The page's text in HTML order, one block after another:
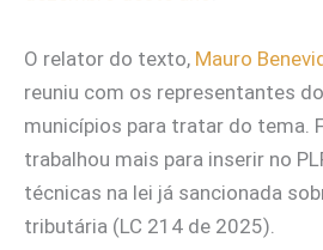
O relator do texto, Mauro
reuniu com os representantes
municípios para tratar do tema.
trabalhou mais para inserir no
técnicas na lei já sancionada
tributária (LC 214 de 2025).